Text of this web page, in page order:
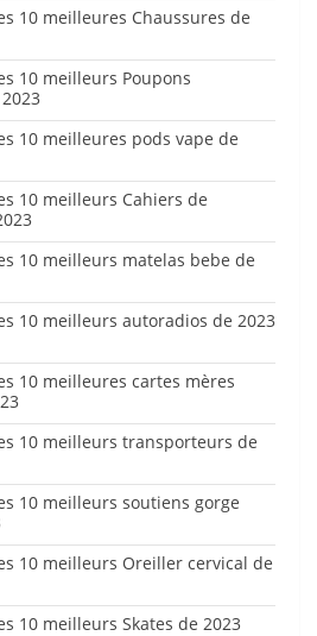
10 meilleures Chaussures de
10 meilleurs Poupons
10 meilleures pods vape de
10 meilleurs Cahiers de
10 meilleurs matelas bebe de
10 meilleurs autoradios de 2023
10 meilleures cartes mères
10 meilleurs transporteurs de
10 meilleurs soutiens gorge
10 meilleurs Oreiller cervical de
10 meilleurs Skates de 2023